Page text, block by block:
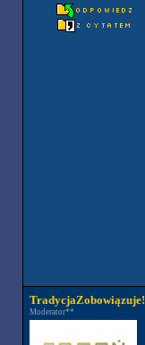
TradycjaZobowiązuje!
Moderator**